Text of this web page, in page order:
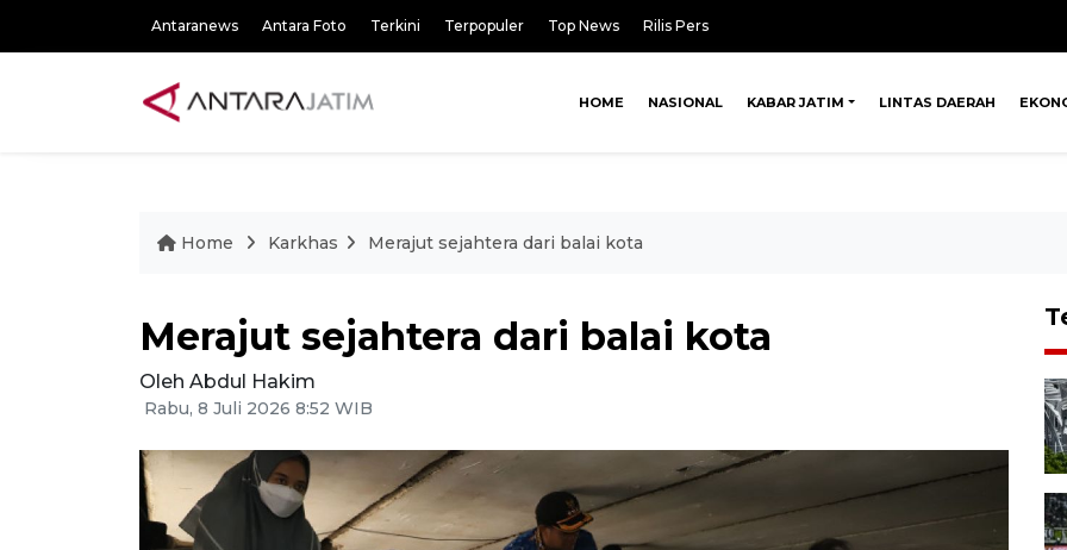
Antaranews Antara Foto Terkini Terpopuler Top News Rilis Pers
HOME NASIONAL KABAR JATIM LINTAS DAERAH
Home Karkhas Merajut sejahtera dari balai kota
Merajut sejahtera dari balai kota
Oleh Abdul Hakim
Rabu, 8 Juli 2026 8:52 WIB